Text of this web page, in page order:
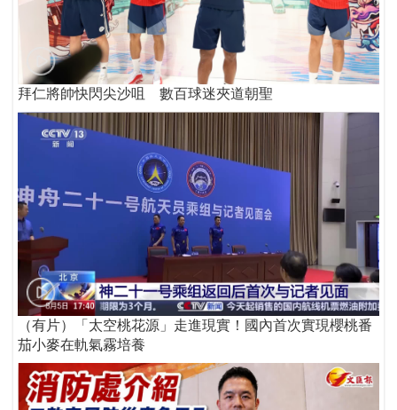
拜仁將帥快閃尖沙咀 數百球迷夾道朝聖
（有片）「太空桃花源」走進現實！國內首次實現櫻桃番
茄小麥在軌氣霧培養